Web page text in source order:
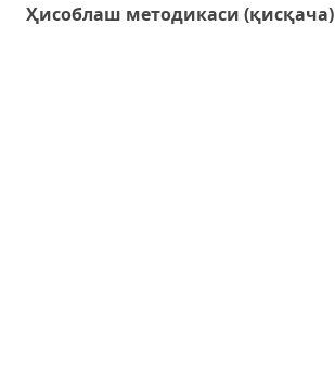
Ҳисоблаш методикаси (қисқача)